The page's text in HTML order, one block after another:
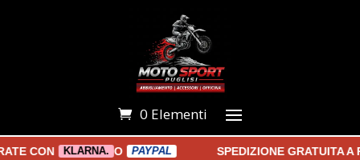
0 Elementi
CON KLARNA. O PAYPAL SPEDIZIONE GRATUITA A